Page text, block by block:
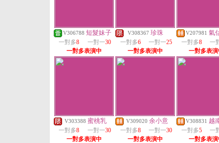
V306788 短髮妹子
一對多8 一對一30
一對多表演中
V308367 珍珠
一對多6 一對一25
一對多表演中
V207981 氣
一對多8
一
一對多表
V303388 蜜桃乳
一對多8 一對一30
一對多表演中
V309020 余小意
一對多8 一對一30
一對多表演中
V308831 越
一對多5
一
一對多表